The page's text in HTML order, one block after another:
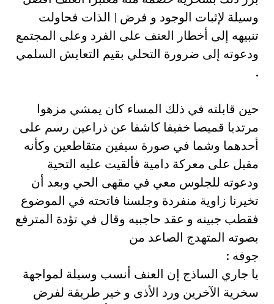
وسيلة لإثبات الوجود و فرض | الذات فحاولت
تنبيهه إلى أخطار العنف على الفرد وعلى المجتمع
ودعوته إلى ضرورة التحلي بقيم التعايش السلمي
.
حين قابلته في ذلك المساء كان يمشي مزهوا
مرتديا قميصا خفيفا كاشفا عن ذراعين رسم على
أحدهما وشما في صورة سيفين متقاطعين وكأنه
مقبل على معركة دامية فألقيت عليه التحية
ودعوته للجلوس معي في مقهى الحي وبعد أن
تخيرنا زاوية منفردة وجلسنا فاتحته في الموضوع
فقطب جبينه و عقد حاجبيه وقال في تؤدة المترفع
بصوته المتهدج الصاعد من
جوفه :
يا جاري الساذج إن العنف أنسب وسيلة لمواجهة
سخرية الآخرين ورد الأذى و خير طريقة لفرض